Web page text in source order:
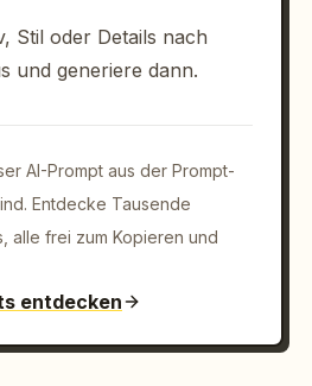
Stil oder Details nach
und generiere dann.
AI-Prompt aus der Prompt-
Entdecke Tausende
alle frei zum Kopieren und
entdecken